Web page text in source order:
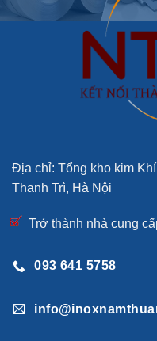
Địa chỉ: Tổng kho kim
Thanh Trì, Hà Nội
Trở thành nhà cung
093 641 5758